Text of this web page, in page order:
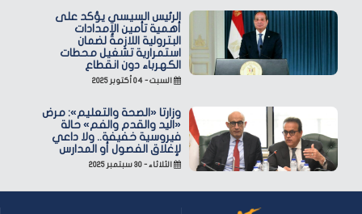
الرئيس السيسي يؤكد على
أهمية تأمين الإمدادات
البترولية اللازمة لضمان
استمرارية تشغيل محطات
الكهرباء دون انقطاع
السبت - ٠٤ أكتوبر ٢٠٢٥
وزارتا «الصحة والتعليم»: مرض
«اليد والقدم والفم» حالة
فيروسية خفيفة.. ولا داعي
لإغلاق الفصول أو المدارس
الثلاثاء - ٣٠ سبتمبر ٢٠٢٥